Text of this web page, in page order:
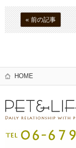
« 前の記事
HOME